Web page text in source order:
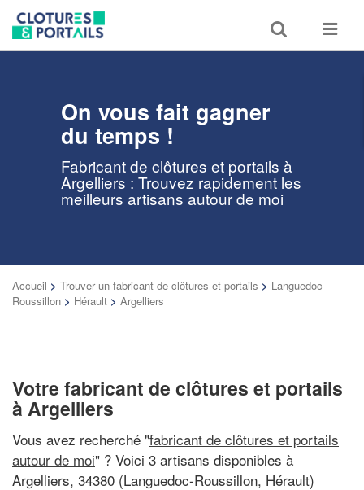
Toggle
search
Toggle
On vous fait gagner
du temps !
Fabricant de clôtures et portails à
Argelliers : Trouvez rapidement les
meilleurs artisans autour de moi
Accueil > Trouver un fabricant de clôtures et portails > Languedoc-
Roussillon > Hérault > Argelliers
Votre fabricant de clôtures et portails
à Argelliers
Vous avez recherché "fabricant de clôtures et portails
autour de moi" ? Voici 3 artisans disponibles à
Argelliers, 34380 (Languedoc-Roussillon, Hérault)